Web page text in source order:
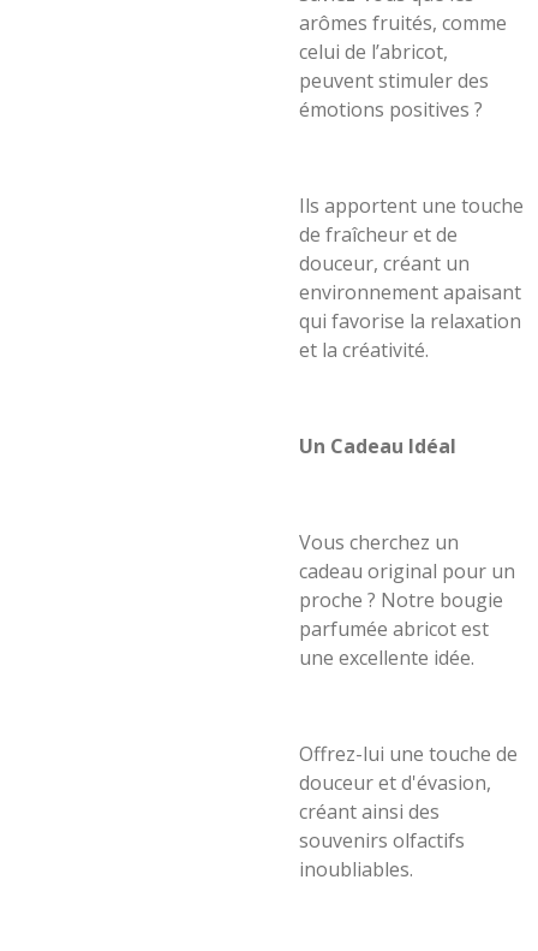
arômes fruités, comme
celui de l’abricot,
peuvent stimuler des
émotions positives ?
Ils apportent une touche
de fraîcheur et de
douceur, créant un
environnement apaisant
qui favorise la relaxation
et la créativité.
Un Cadeau Idéal
Vous cherchez un
cadeau original pour un
proche ? Notre bougie
parfumée abricot est
une excellente idée.
Offrez-lui une touche de
douceur et d'évasion,
créant ainsi des
souvenirs olfactifs
inoubliables.